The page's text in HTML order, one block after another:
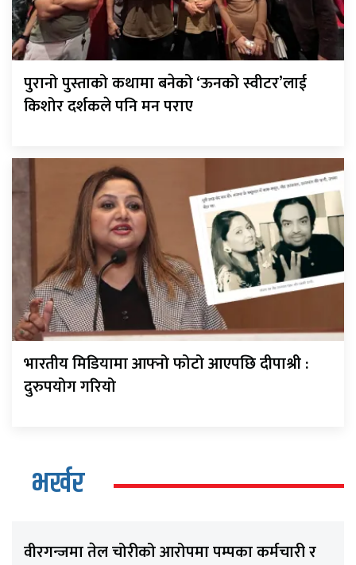
पुरानो पुस्ताको कथामा बनेको ‘ऊनको स्वीटर’लाई
किशोर दर्शकले पनि मन पराए
भारतीय मिडियामा आफ्नो फोटो आएपछि दीपाश्री :
दुरुपयोग गरियो
भर्खर
वीरगन्जमा तेल चोरीको आरोपमा पम्पका कर्मचारी र